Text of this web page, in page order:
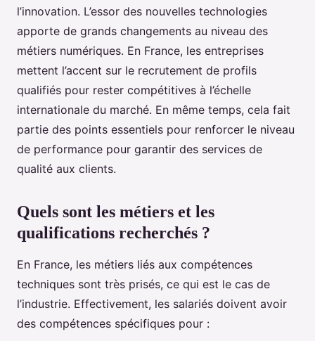
l’innovation. L’essor des nouvelles technologies
apporte de grands changements au niveau des
métiers numériques. En France, les entreprises
mettent l’accent sur le recrutement de profils
qualifiés pour rester compétitives à l’échelle
internationale du marché. En même temps, cela fait
partie des points essentiels pour renforcer le niveau
de performance pour garantir des services de
qualité aux clients.
Quels sont les métiers et les
qualifications recherchés ?
En France, les métiers liés aux compétences
techniques sont très prisés, ce qui est le cas de
l’industrie. Effectivement, les salariés doivent avoir
des compétences spécifiques pour :